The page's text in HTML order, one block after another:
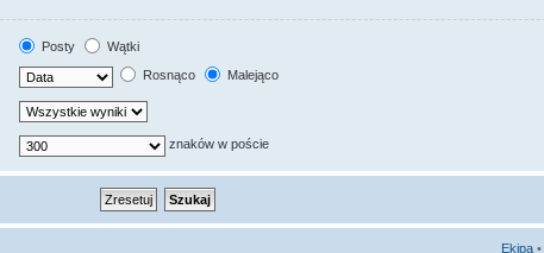
Posty
Wątki
Rosnąco Malejąco
znaków w poście
Ekipa •